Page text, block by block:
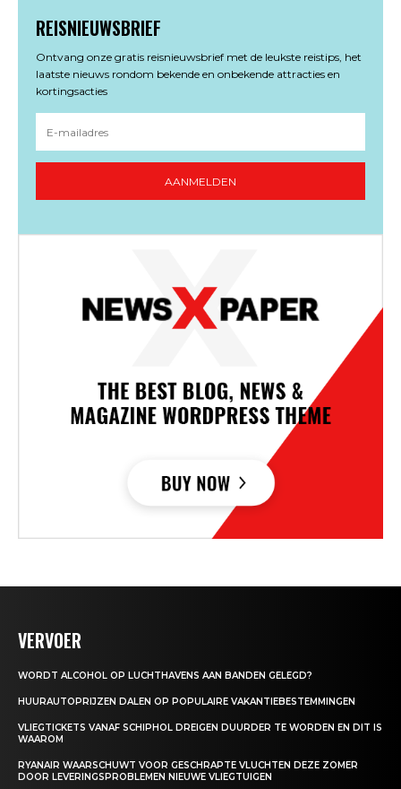
REISNIEUWSBRIEF
Ontvang onze gratis reisnieuwsbrief met de leukste reistips, het
laatste nieuws rondom bekende en onbekende attracties en
kortingsacties
AANMELDEN
VERVOER
WORDT ALCOHOL OP LUCHTHAVENS AAN BANDEN GELEGD?
HUURAUTOPRIJZEN DALEN OP POPULAIRE VAKANTIEBESTEMMINGEN
VLIEGTICKETS VANAF SCHIPHOL DREIGEN DUURDER TE WORDEN EN DIT IS
WAAROM
RYANAIR WAARSCHUWT VOOR GESCHRAPTE VLUCHTEN DEZE ZOMER
DOOR LEVERINGSPROBLEMEN NIEUWE VLIEGTUIGEN